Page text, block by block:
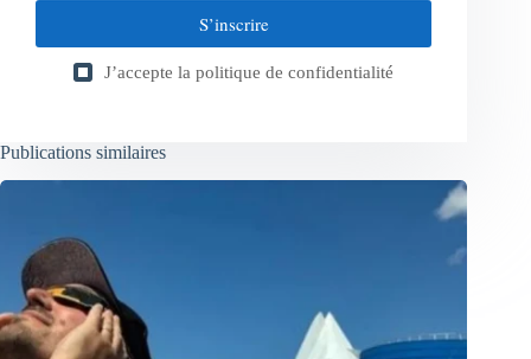
S’inscrire
J’accepte la politique de confidentialité
Publications similaires